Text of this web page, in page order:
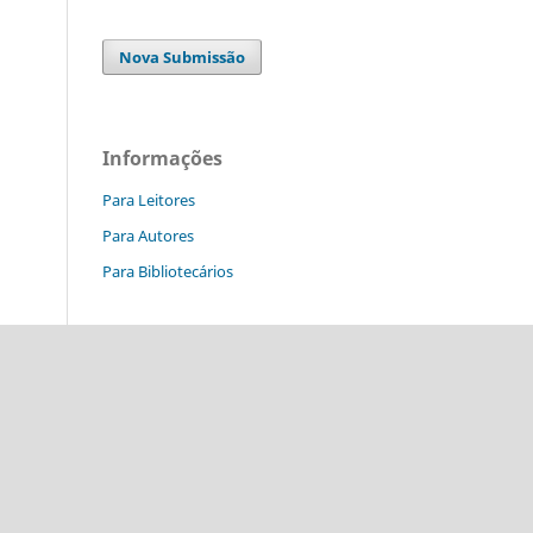
Nova Submissão
Informações
Para Leitores
Para Autores
Para Bibliotecários